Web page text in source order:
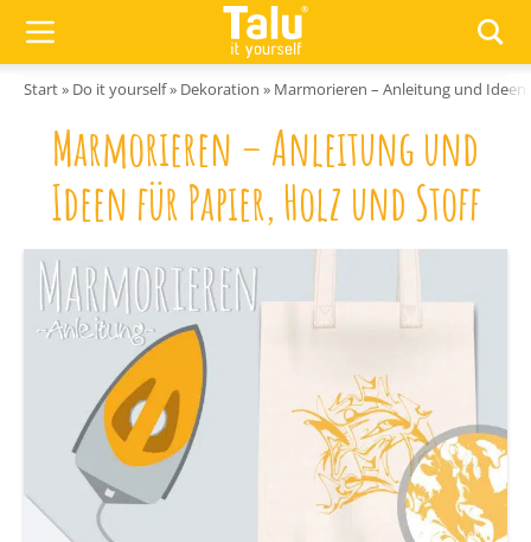
Start» Do it yourself» Dekoration » Marmorieren – Anleitung und
Marmorieren – Anleitung und
Ideen für Papier, Holz und Stoff